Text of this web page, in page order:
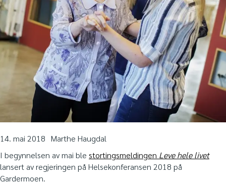
14. mai 2018 Marthe Haugdal
I begynnelsen av mai ble stortingsmeldingen Leve hele livet
lansert av regjeringen på Helsekonferansen 2018 på
Gardermoen.